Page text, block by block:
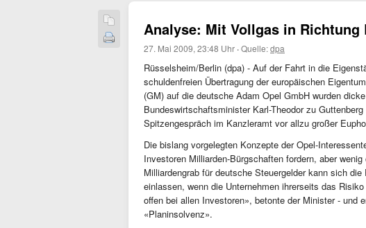
Analyse: Mit Vollgas in Richtung
27. Mai 2009, 23:48 Uhr ·Quelle:dpa
Rüsselsheim/Berlin (dpa) - Auf der Fahrt in die
schuldenfreien Übertragung der europäischen
(GM) auf die deutsche Adam Opel GmbH wurden
Bundeswirtschaftsminister Karl-Theodor zu
Spitzengespräch im Kanzleramt vor allzu großer
Die bislang vorgelegten Konzepte der Opel-
Investoren Milliarden-Bürgschaften fordern, aber
Milliardengrab für deutsche Steuergelder kann sich
einlassen, wenn die Unternehmen ihrerseits das
offen bei allen Investoren», betonte der Minister - und
«Planinsolvenz».